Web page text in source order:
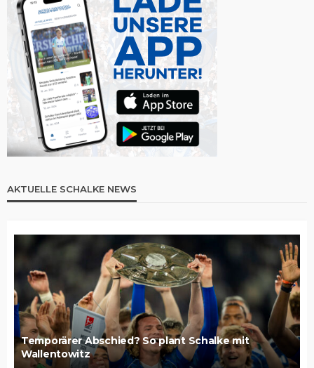
AKTUELLE SCHALKE NEWS
Temporärer Abschied? So plant Schalke mit
Wallentowitz